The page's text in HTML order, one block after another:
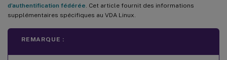
d’authentification fédérée . Cet article fournit des informations
supplémentaires spécifiques au VDA Linux.
REMARQUE :